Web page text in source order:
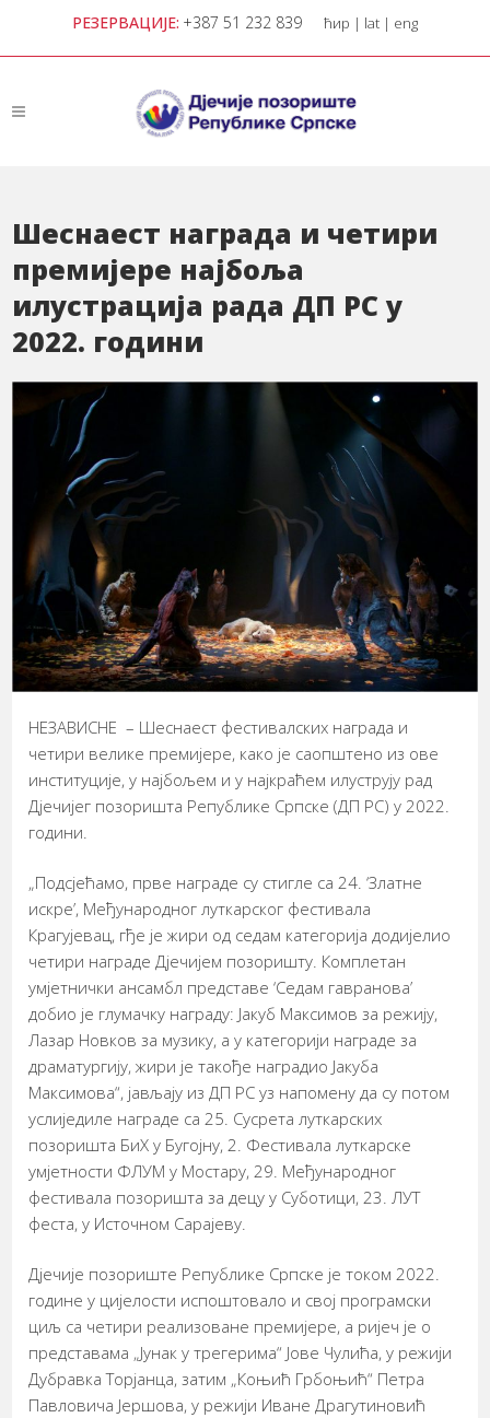
РЕЗЕРВАЦИЈЕ: +387 51 232 839 ћир | lat | eng
Шеснаест награда и четири
премијере најбоља
илустрација рада ДП РС у
2022. години
НЕЗАВИСНЕ – Шеснаест фестивалских награда и
четири велике премијере, како је саопштено из ове
институције, у најбољем и у најкраћем илуструју рад
Дјечијег позоришта Републике Српске (ДП РС) у 2022.
години.
„Подсјећамо, прве награде су стигле са 24. ‘Златне
искре’, Међународног луткарског фестивала
Крагујевац, гђе је жири од седам категорија додијелио
четири награде Дјечијем позоришту. Комплетан
умјетнички ансамбл представе ‘Седам гавранова’
добио је глумачку награду: Јакуб Максимов за режију,
Лазар Новков за музику, а у категорији награде за
драматургију, жири је такође наградио Јакуба
Максимова“, јављају из ДП РС уз напомену да су потом
услиједиле награде са 25. Сусрета луткарских
позоришта БиХ у Бугојну, 2. Фестивала луткарске
умјетности ФЛУМ у Мостару, 29. Међународног
фестивала позоришта за децу у Суботици, 23. ЛУТ
феста, у Источном Сарајеву.
Дјечије позориште Републике Српске је током 2022.
године у цијелости испоштовало и свој програмски
циљ са четири реализоване премијере, а ријеч је о
представама „Јунак у трегерима“ Јове Чулића, у режији
Дубравка Торјанца, затим „Коњић Грбоњић“ Петра
Павловича Јершова, у режији Иване Драгутиновић